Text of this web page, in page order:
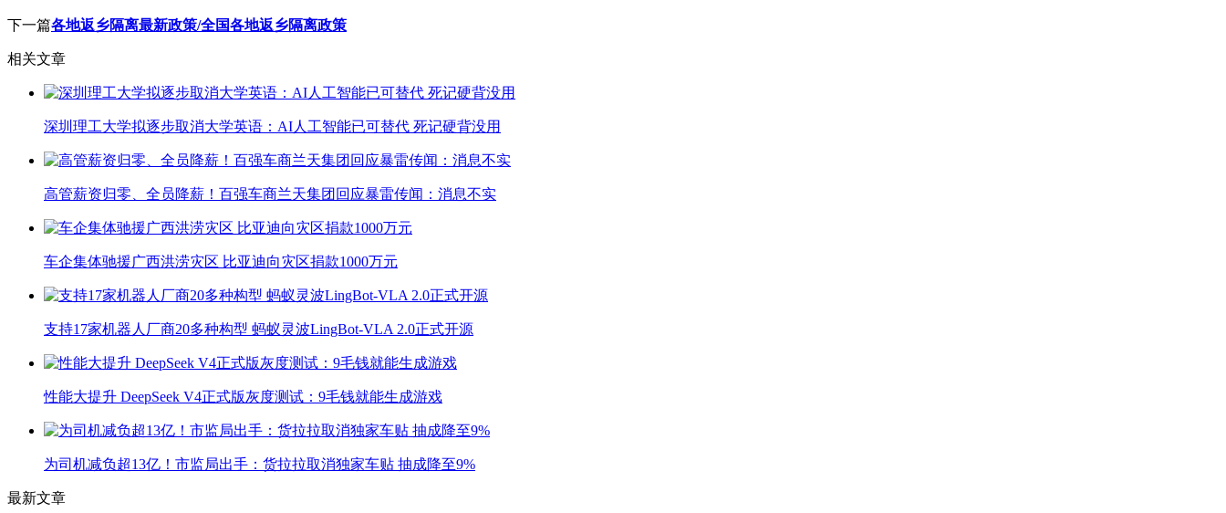
下一篇各地返乡隔离最新政策/全国各地返乡隔离政策
相关文章
深圳理工大学拟逐步取消大学英语：AI人工智能已可替代 死记硬背没用
高管薪资归零、全员降薪！百强车商兰天集团回应暴雷传闻：消息不实
车企集体驰援广西洪涝灾区 比亚迪向灾区捐款1000万元
支持17家机器人厂商20多种构型 蚂蚁灵波LingBot-VLA 2.0正式开源
性能大提升 DeepSeek V4正式版灰度测试：9毛钱就能生成游戏
为司机减负超13亿！市监局出手：货拉拉取消独家车贴 抽成降至9%
最新文章